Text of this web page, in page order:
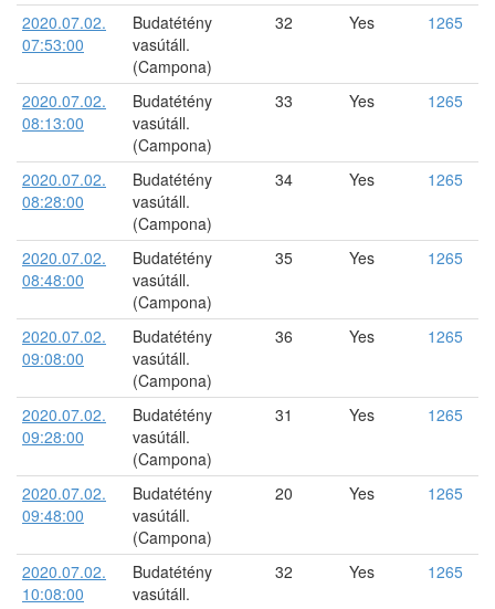
2020.07.02.
07:53:00
Budatétény
vasútáll.
(Campona)
32 Yes 1265
2020.07.02.
08:13:00
Budatétény
vasútáll.
(Campona)
33 Yes 1265
2020.07.02.
08:28:00
Budatétény
vasútáll.
(Campona)
34 Yes 1265
2020.07.02.
08:48:00
Budatétény
vasútáll.
(Campona)
35 Yes 1265
2020.07.02.
09:08:00
Budatétény
vasútáll.
(Campona)
36 Yes 1265
2020.07.02.
09:28:00
Budatétény
vasútáll.
(Campona)
31 Yes 1265
2020.07.02.
09:48:00
Budatétény
vasútáll.
(Campona)
20 Yes 1265
2020.07.02.
10:08:00
Budatétény
vasútáll.
32 Yes 1265